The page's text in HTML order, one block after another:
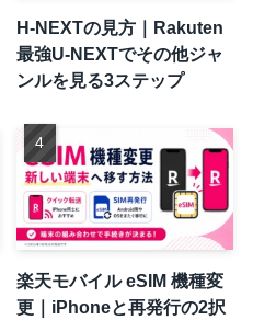
H-NEXTの見方｜Rakuten
最強U-NEXTでその他ジャ
ンルを見る3ステップ
楽天モバイル eSIM 機種変
更｜iPhoneと再発行の2択